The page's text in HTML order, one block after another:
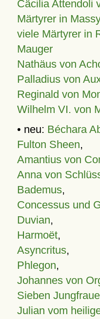
Cäcilia Attendoli
Märtyrer in
viele Märtyrer in
Mauger
Nathäus von
Palladius von
Reginald von
Wilhelm VI. von
• neu: Béchara
Fulton Sheen,
Amantius von
Anna von
Bademus,
Concessus und
Duvian,
Harmoët,
Asyncritus,
Phlegon,
Johannes von
Sieben
Julian vom